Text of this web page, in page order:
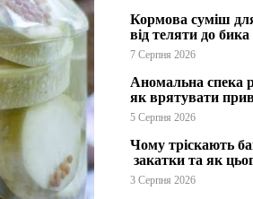
Кормова суміш
від теляти до бика
7 Серпня 2026
Аномальна спека
як врятувати
5 Серпня 2026
Чому тріскають
закатки та як
3 Серпня 2026